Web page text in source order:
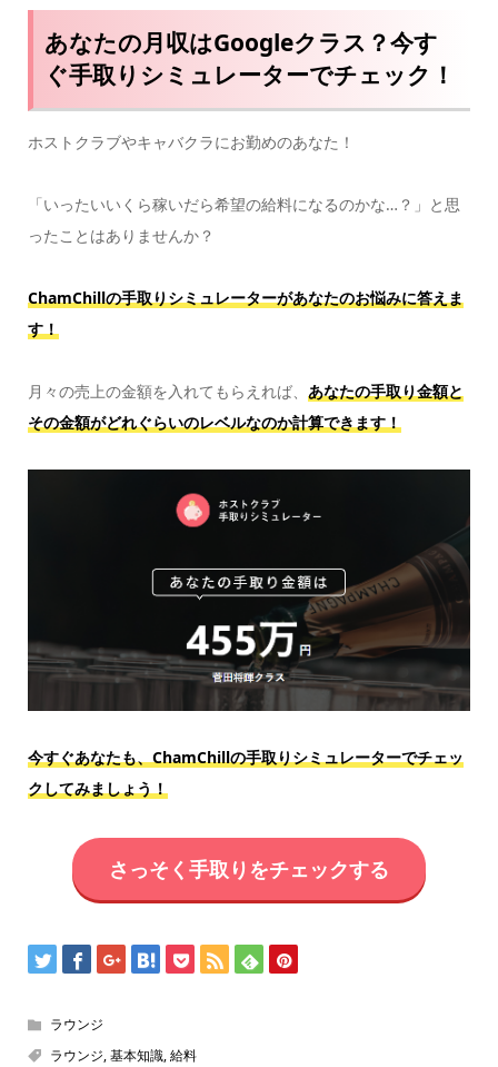
あなたの月収はGoogleクラス？今す
ぐ手取りシミュレーターでチェック！
ホストクラブやキャバクラにお勤めのあなた！
「いったいいくら稼いだら希望の給料になるのかな…？」と思
ったことはありませんか？
ChamChillの手取りシミュレーターがあなたのお悩みに答えま
す！
月々の売上の金額を入れてもらえれば、 あなたの手取り金額と
その金額がどれぐらいのレベルなのか計算できます！
今すぐあなたも、ChamChillの手取りシミュレーターでチェッ
クしてみましょう！
さっそく手取りをチェックする
ラウンジ
ラウンジ,基本知識,給料